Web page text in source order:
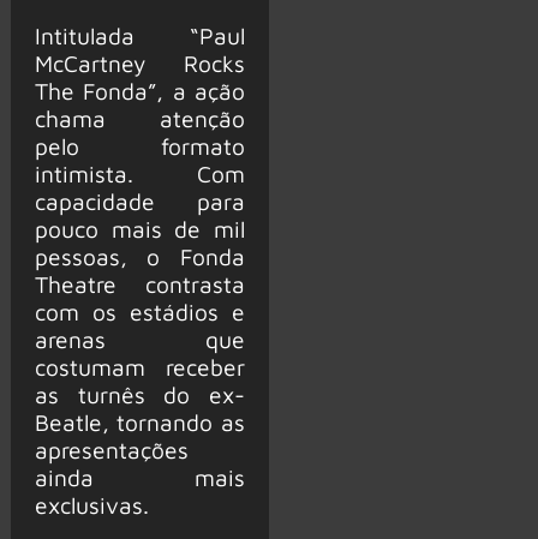
Intitulada “Paul
McCartney Rocks
The Fonda”, a ação
chama atenção
pelo formato
intimista. Com
capacidade para
pouco mais de mil
pessoas, o Fonda
Theatre contrasta
com os estádios e
arenas que
costumam receber
as turnês do ex-
Beatle, tornando as
apresentações
ainda mais
exclusivas.